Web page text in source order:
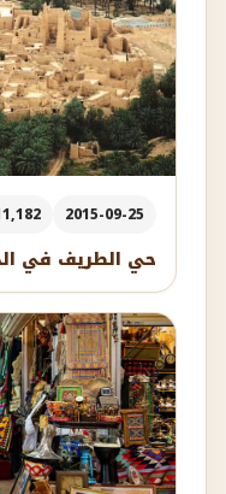
2015-09-25
11,182
حي الطريف في